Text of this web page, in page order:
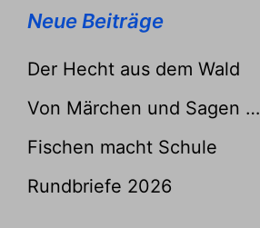
Neue Beiträge
Der Hecht aus dem Wald
Von Märchen und Sagen …
Fischen macht Schule
Rundbriefe 2026